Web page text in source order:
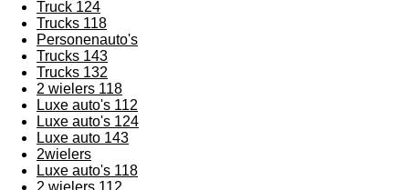
Truck 124
Trucks 118
Personenauto's
Trucks 143
Trucks 132
2 wielers 118
Luxe auto's 112
Luxe auto's 124
Luxe auto 143
2wielers
Luxe auto's 118
2 wielers 112